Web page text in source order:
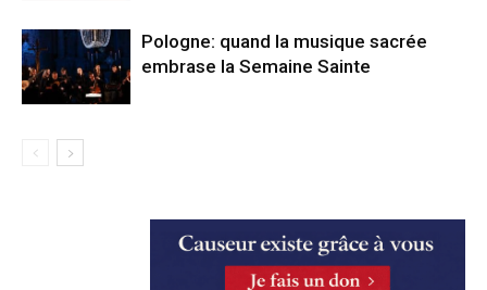
Pologne: quand la musique sacrée
embrase la Semaine Sainte